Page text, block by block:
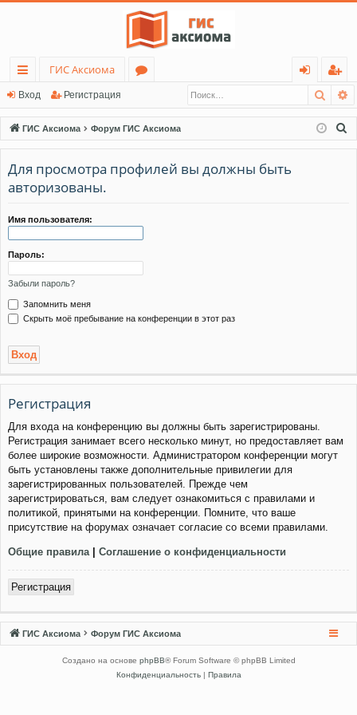
с
ы
лк
и
ГИС Аксиома
ру
м
ы
д
ег
ис
тр
Вход Регистрация
ГИС Аксиома Форум ГИС Аксиома
Для просмотра профилей вы должны быть
авторизованы.
Имя пользователя:
Пароль:
Забыли пароль?
Запомнить меня
Скрыть моё пребывание на конференции в этот раз
Регистрация
Для входа на конференцию вы должны быть зарегистрированы.
Регистрация занимает всего несколько минут, но предоставляет вам
более широкие возможности. Администратором конференции могут
быть установлены также дополнительные привилегии для
зарегистрированных пользователей. Прежде чем
зарегистрироваться, вам следует ознакомиться с правилами и
политикой, принятыми на конференции. Помните, что ваше
присутствие на форумах означает согласие со всеми правилами.
Общие правила | Соглашение о конфиденциальности
Регистрация
ГИС Аксиома Форум ГИС Аксиома
Создано на основе phpBB® Forum Software © phpBB Limited
Конфиденциальность| Правила